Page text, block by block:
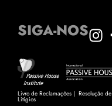
SIGA-NOS
Livro de Reclamações | Resolução de
Litígios